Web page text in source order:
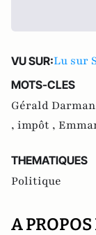
VU SUR:Lu sur
MOTS-CLES
Gérald
, impôt ,
THEMATIQUES
Politique
A